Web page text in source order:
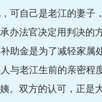
可自己是老江的妻
办法官决定用判决的
助金是为了减轻家属
与老江生前的亲密
。双方的认可，正是